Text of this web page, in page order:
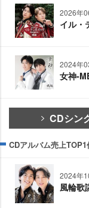
2026年
イル・
2024年
女神-
CDシン
CDアルバム売上TOP1
2024年
風輪歌